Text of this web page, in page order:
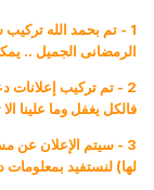
1 - تم بحمد الله تركيب
الرمضانى الجميل ..
2 - تم تركيب إعلانات
فالكل يغفل وما علينا
3 - سيتم الإعلان عن
لها) لنستفيد بمعلومات